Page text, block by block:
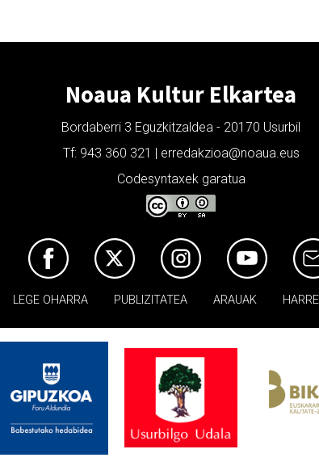
Noaua Kultur Elkartea
Bordaberri 3 Eguzkitzaldea - 20170 Usurbil
Tf: 943 360 321 | erredakzioa@noaua.eus
Codesyntaxek garatua
LEGE OHARRA PUBLIZITATEA ARAUAK